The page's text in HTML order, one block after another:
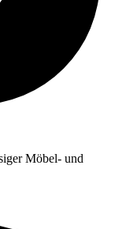
Möbel- und